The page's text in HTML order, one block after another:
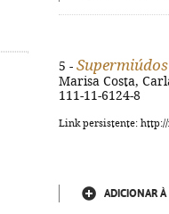
5 - Supermiúdos
Marisa Costa,
111-11-6124-8
Link persistente:
ADICIONAR À